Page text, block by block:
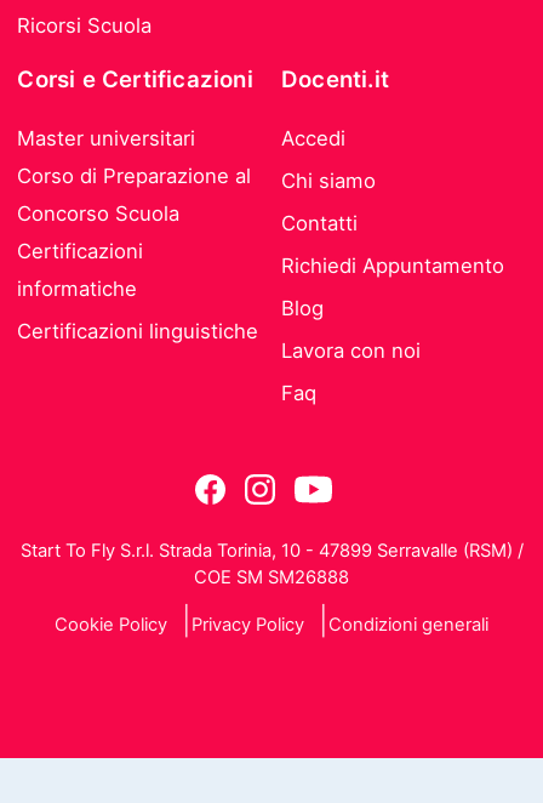
Ricorsi Scuola
Corsi e Certificazioni
Master universitari
Corso di Preparazione al
Concorso Scuola
Certificazioni
informatiche
Certificazioni linguistiche
Docenti.it
Accedi
Chi siamo
Contatti
Richiedi Appuntamento
Blog
Lavora con noi
Faq
Start To Fly S.r.l. Strada Torinia, 10 - 47899 Serravalle (RSM) /
COE SM SM26888
Cookie Policy Privacy Policy Condizioni generali